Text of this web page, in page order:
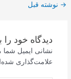
→ نوشته قبل
دیدگاه‌ خود را
نشانی ایمیل شما
علامت‌گذاری